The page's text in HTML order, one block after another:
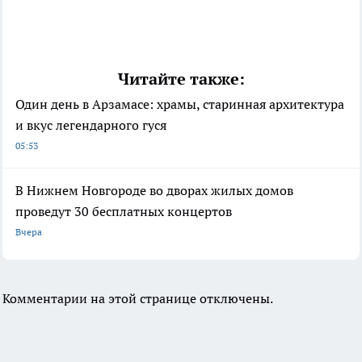
Читайте также:
Один день в Арзамасе: храмы, старинная архитектура
и вкус легендарного гуся
05:53
В Нижнем Новгороде во дворах жилых домов
проведут 30 бесплатных концертов
Вчера
Комментарии на этой странице отключены.